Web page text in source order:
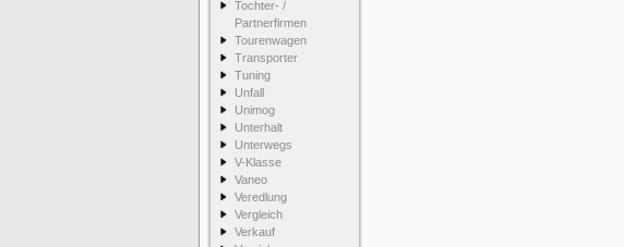
Tochter- /
Partnerfirmen
Tourenwagen
Transporter
Tuning
Unfall
Unimog
Unterhalt
Unterwegs
V-Klasse
Vaneo
Veredlung
Vergleich
Verkauf